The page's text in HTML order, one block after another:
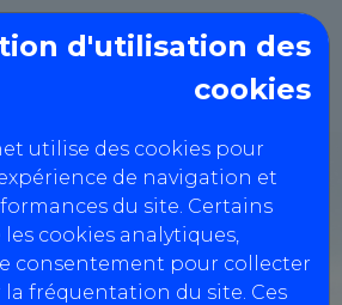
d'utilisation des
cookies
utilise des cookies pour
de navigation et
du site. Certains
les cookies analytiques,
consentement pour collecter
la fréquentation du site. Ces
CONTRÔLE